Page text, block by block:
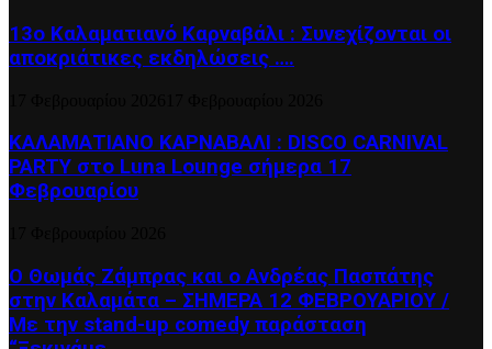
13ο Καλαματιανό Καρναβάλι : Συνεχίζονται οι
αποκριάτικες εκδηλώσεις ….
ΚΑΛΑΜΑΤΙΑΝΟ ΚΑΡΝΑΒΑΛΙ : DISCO CARNIVAL
PARTY στο Luna Lounge σήμερα 17
Φεβρουαρίου
Ο Θωμάς Ζάμπρας και ο Ανδρέας Πασπάτης
στην Καλαμάτα – ΣΗΜΕΡΑ 12 ΦΕΒΡΟΥΑΡΙΟΥ /
Με την stand-up comedy παράσταση